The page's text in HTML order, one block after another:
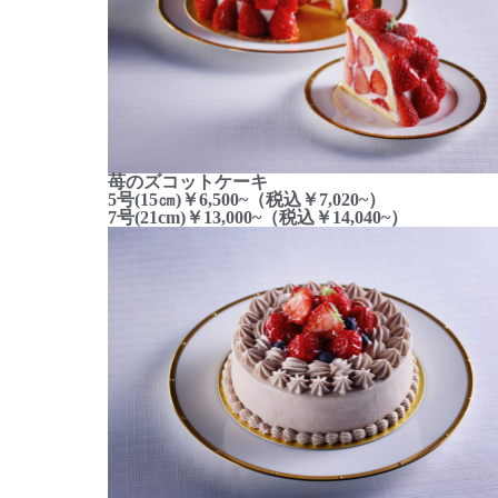
苺のズコットケーキ
5号(15㎝)￥6,500~（税込￥7,020~）
7号(21cm)￥13,000~（税込￥14,040~）